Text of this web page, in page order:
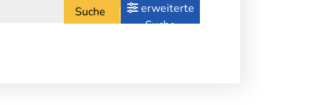
Suche
erweiterte
Suche